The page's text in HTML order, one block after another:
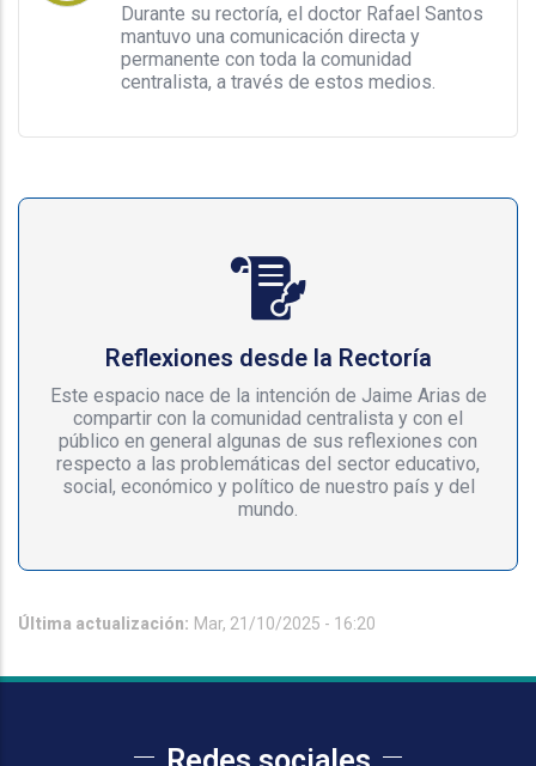
Durante su rectoría, el doctor Rafael Santos
mantuvo una comunicación directa y
permanente con toda la comunidad
centralista, a través de estos medios.
Reflexiones desde la Rectoría
Este espacio nace de la intención de Jaime Arias de
compartir con la comunidad centralista y con el
público en general algunas de sus reflexiones con
respecto a las problemáticas del sector educativo,
social, económico y político de nuestro país y del
mundo.
Última actualización: Mar, 21/10/2025 - 16:20